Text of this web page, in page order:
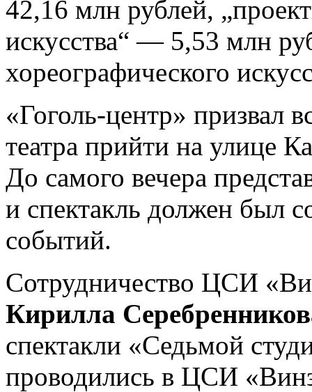
42,16 млн рублей,
искусства“ — 5,53 млн
хореографического
«Гоголь-центр» призвал
театра прийти на улице
До самого вечера
и спектакль должен был
событий.
Сотрудничество ЦСИ
Кирилла
спектакли «Седьмой
проводились в ЦСИ